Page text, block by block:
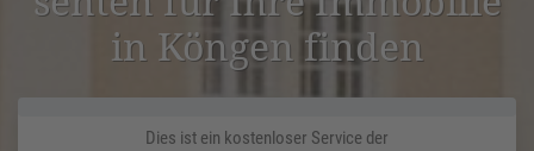
in Köngen finden
Dies ist ein kostenloser Service der